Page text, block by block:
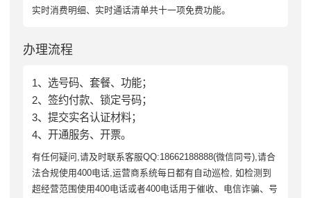
实时消费明细、实时通话清单共十一项免费功能。
办理流程
1、选号码、套餐、功能；
2、签约付款、锁定号码；
3、提交实名认证材料；
4、开通服务、开票。
有任何疑问,请及时联系客服QQ:18662188888(微信同号),请合
法合规使用400电话,运营商系统每日都有自动巡检, 如检测到
超经营范围使用400电话或者400电话用于催收、电信诈骗、号